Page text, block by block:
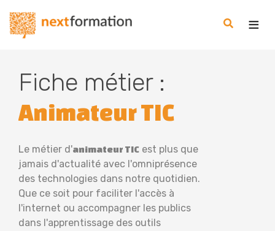
Nextformation
Fiche métier :
Animateur TIC
Le métier d'animateur TIC est plus que
jamais d'actualité avec l'omniprésence
des technologies dans notre quotidien.
Que ce soit pour faciliter l'accès à
l'internet ou accompagner les publics
dans l'apprentissage des outils